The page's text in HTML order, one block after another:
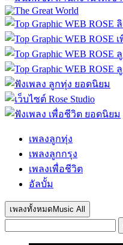
เพลงลูกทุ่ง
เพลงลูกกรุง
เพลงเพื่อชีวิต
อัลบั้ม
เพลงทั้งหมด Music All